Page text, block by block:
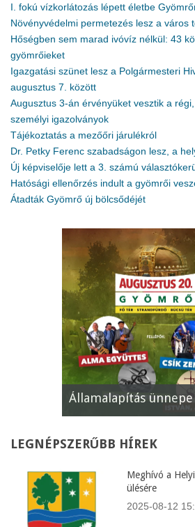
I. fokú vízkorlátozás lépett életbe
Növényvédelmi permetezés lesz a város
Hőségben sem marad ivóvíz nélkül: 43
gyömrőieket
Igazgatási szünet lesz a Polgármesteri
augusztus 7. között
Augusztus 3-án érvényüket vesztik a
személyi igazolványok
Tájékoztatás a mezőőri járulékról
Dr. Petky Ferenc szabadságon lesz, a
Új képviselője lett a 3. számú
Hatósági ellenőrzés indult a gyömrői
Átadták Gyömrő új bölcsődéjét
Államalapítás ünnepe
LEGNÉPSZERŰBB HÍREK
Meghívó a
ülésére
2025-08-12